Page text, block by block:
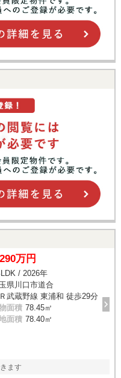
万円
/ 2026年
県川口市道合
Ｒ武蔵野線 東浦和 徒歩29分
面積 78.45㎡
面積 78.40㎡
ます